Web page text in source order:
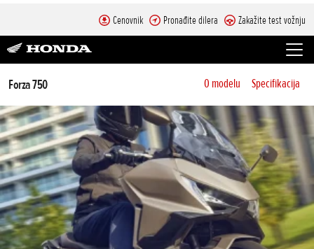
Cenovnik Pronađite dilera Zakažite test vožnju
Forza 750 O modelu Specifikacija